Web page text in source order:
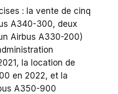
: la vente de cinq
A340-300, deux
Airbus A330-200)
la location de
en 2022, et la
A350-900